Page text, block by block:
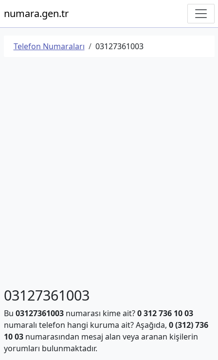
numara.gen.tr
Telefon Numaraları 03127361003
03127361003
Bu 03127361003numarası kime ait?0 312 736 10 03
numaralı telefon hangi kuruma ait? Aşağıda, 0 (312) 736
10 03numarasından mesaj alan veya aranan kişilerin
yorumları bulunmaktadır.